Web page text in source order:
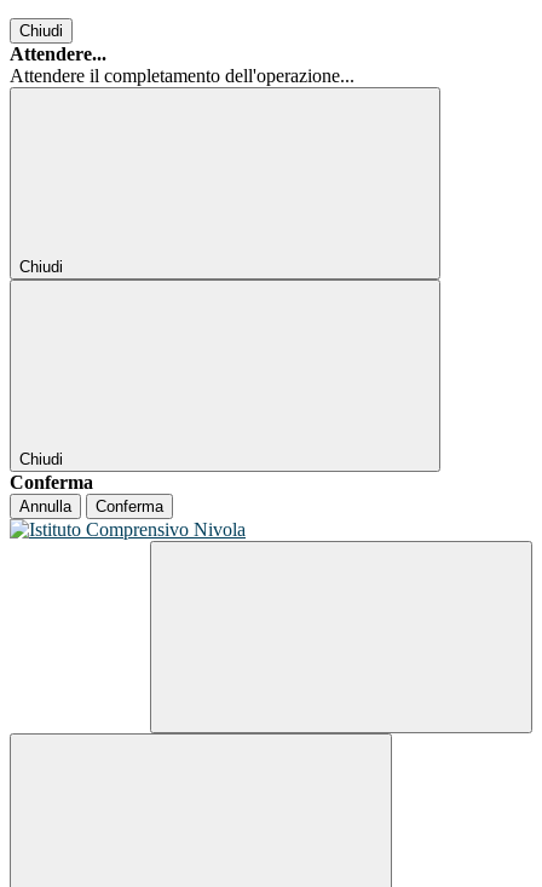
Chiudi
Attendere...
Attendere il completamento dell'operazione...
Chiudi
Chiudi
Conferma
Annulla Conferma